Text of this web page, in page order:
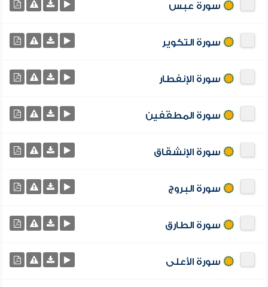
سورة عبس
سورة التكوير
سورة الإنفطار
سورة المطفّفين
سورة الإنشقاق
سورة البروج
سورة الطارق
سورة الأعلى